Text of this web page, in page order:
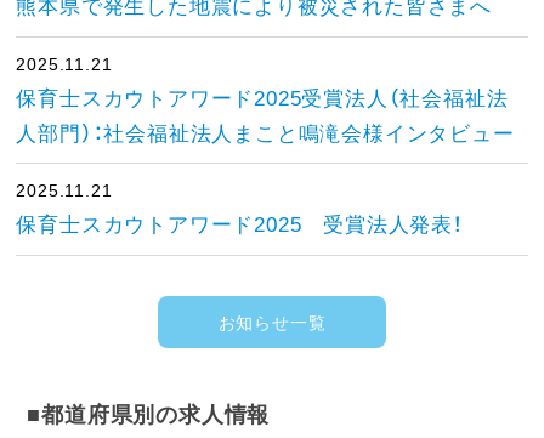
熊本県で発生した地震により被災された皆さまへ
2025.11.21
保育士スカウトアワード2025受賞法人（社会福祉法
人部門）：社会福祉法人まこと鳴滝会様インタビュー
2025.11.21
保育士スカウトアワード2025 受賞法人発表！
お知らせ一覧
■都道府県別の求人情報